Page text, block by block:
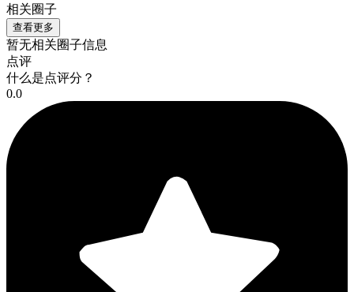
相关圈子
查看更多
暂无相关圈子信息
点评
什么是点评分？
0.0